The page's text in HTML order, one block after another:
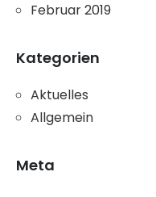
Februar 2019
Kategorien
Aktuelles
Allgemein
Meta